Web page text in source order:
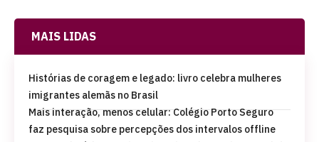
MAIS LIDAS
Histórias de coragem e legado: livro celebra mulheres
imigrantes alemãs no Brasil
Mais interação, menos celular: Colégio Porto Seguro
faz pesquisa sobre percepções dos intervalos offline